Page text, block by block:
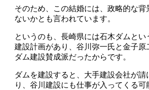
そのため、この結婚には、政略的な背
ないかとも言われています。
というのも、長崎県には石木ダムとい
建設計画があり、谷川弥一氏と金子原
ダム建設賛成派だったからです。
ダムを建設すると、大手建設会社が請
り、谷川建設にも仕事が入ってくる可